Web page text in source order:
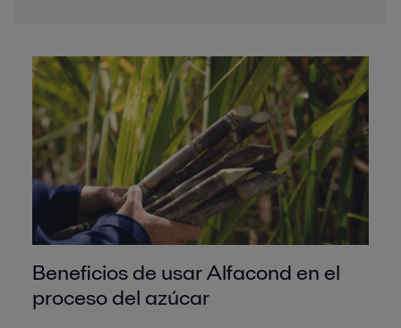
Beneficios de usar Alfacond en el
proceso del azúcar